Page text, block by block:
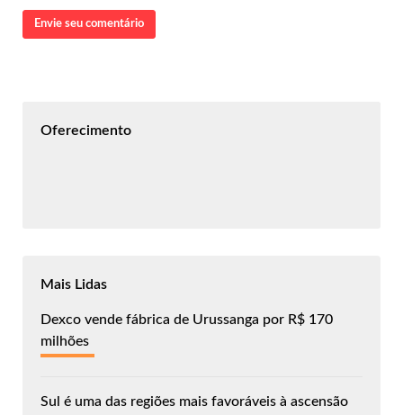
Envie seu comentário
Oferecimento
Mais Lidas
Dexco vende fábrica de Urussanga por R$ 170
milhões
Sul é uma das regiões mais favoráveis à ascensão